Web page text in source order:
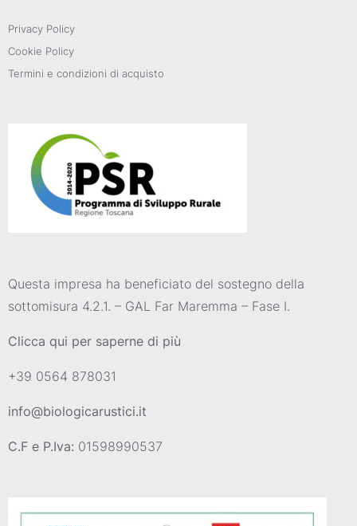
Privacy Policy
Cookie Policy
Termini e condizioni di acquisto
Questa impresa ha beneficiato del sostegno della
sottomisura 4.2.1. – GAL Far Maremma – Fase I.
Clicca qui per saperne di più
+39 0564 878031
info@biologicarustici.it
C.F e P.Iva: 01598990537